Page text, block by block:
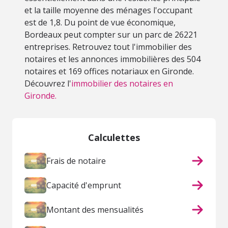
et la taille moyenne des ménages l'occupant
est de 1,8. Du point de vue économique,
Bordeaux peut compter sur un parc de 26221
entreprises. Retrouvez tout l'immobilier des
notaires et les annonces immobilières des 504
notaires et 169 offices notariaux en Gironde.
Découvrez l'immobilier des notaires en
Gironde.
Calculettes
Frais de notaire
Capacité d'emprunt
Montant des mensualités